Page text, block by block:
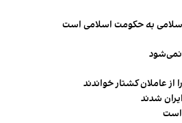
اسلامی به حکومت اسلامی است
نمی‌شود
از عاملان کشتار خواندند
شدند
است